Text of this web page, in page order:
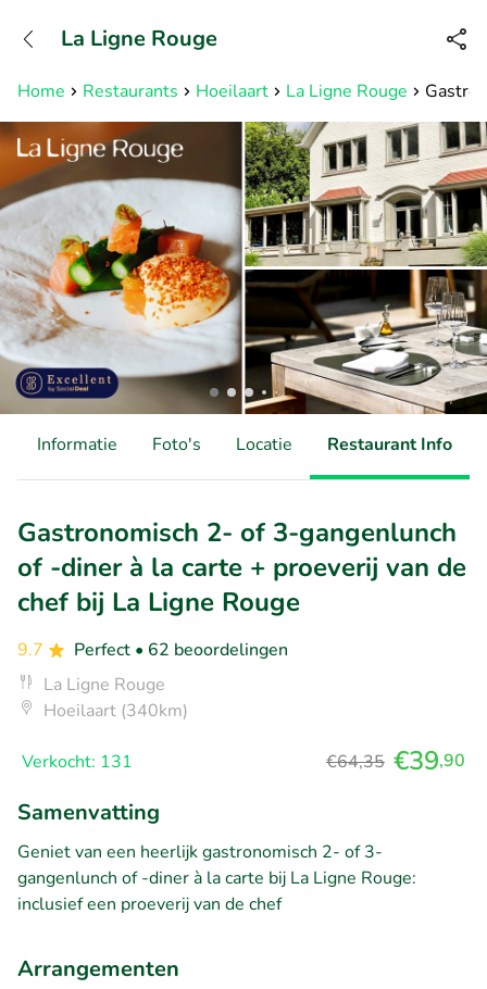
Bereikbaar tot 23:00 uur
Home Restaurants Hoeilaart La Ligne Rouge
La Ligne Rouge
Informatie Foto's Locatie Restaurant Info
Gastronomisch 2- of 3-gangenlunch
of -diner à la carte + proeverij van de
chef bij La Ligne Rouge
9.7 Perfect • 62 beoordelingen
La Ligne Rouge
Hoeilaart (340km)
Verkocht: 131 €64,35 €39,90
Samenvatting
Geniet van een heerlijk gastronomisch 2- of 3-
gangenlunch of -diner à la carte bij La Ligne Rouge:
inclusief een proeverij van de chef
Arrangementen